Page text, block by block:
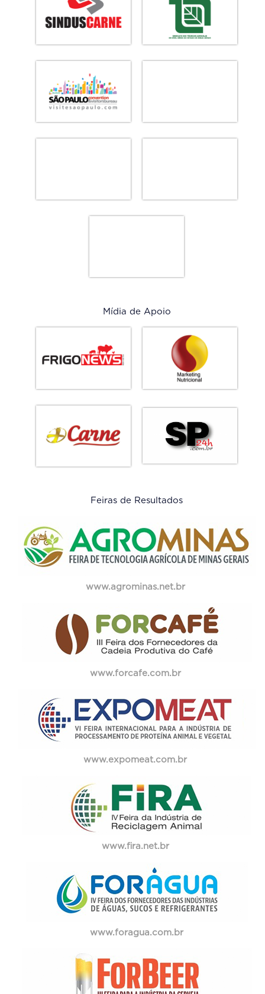
Mídia de Apoio
Feiras de Resultados
www.agrominas.net.br
www.forcafe.com.br
www.expomeat.com.br
www.fira.net.br
www.foragua.com.br